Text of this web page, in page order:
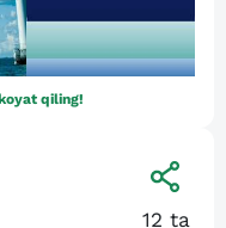
qiling!
12 ta